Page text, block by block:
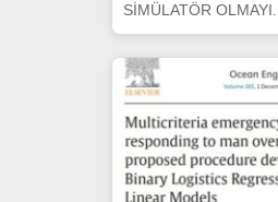
SİMÜLATÖR OLMAYI...